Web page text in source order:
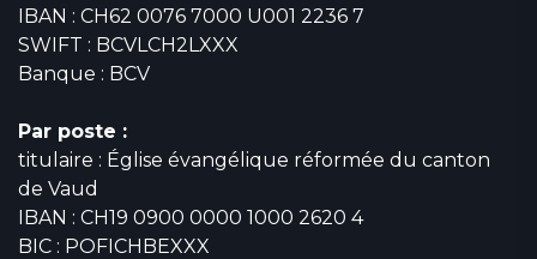
IBAN : CH62 0076 7000 U001 2236 7
SWIFT : BCVLCH2LXXX
Banque : BCV
Par poste :
titulaire : Église évangélique réformée du canton
de Vaud
IBAN : CH19 0900 0000 1000 2620 4
BIC : POFICHBEXXX